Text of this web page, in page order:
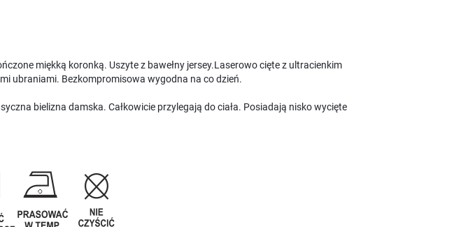
miękką koronką. Uszyte z bawełny jersey.Laserowo cięte z ultracienkim
ubraniami. Bezkompromisowa wygodna na co dzień.
bielizna damska. Całkowicie przylegają do ciała. Posiadają nisko wycięte
cookies lub zaakceptować je
zmiany swoich ustawień.